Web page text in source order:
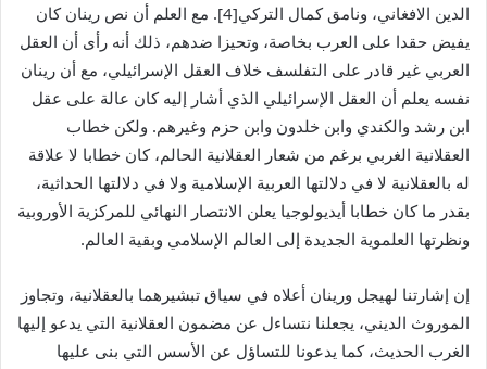
الدين الافغاني، ونامق كمال التركي[4]. مع العلم أن نص رينان كان
يفيض حقدا على العرب بخاصة، وتحيزا ضدهم، ذلك أنه رأى أن العقل
العربي غير قادر على التفلسف خلاف العقل الإسرائيلي، مع أن رينان
نفسه يعلم أن العقل الإسرائيلي الذي أشار إليه كان عالة على عقل
ابن رشد والكندي وابن خلدون وابن حزم وغيرهم. ولكن خطاب
العقلانية الغربي برغم من شعار العقلانية الحالم، كان خطابا لا علاقة
له بالعقلانية لا في دلالتها العربية الإسلامية ولا في دلالتها الحداثية،
بقدر ما كان خطابا أيديولوجيا يعلن الانتصار النهائي للمركزية الأوروبية
ونظرتها العلموية الجديدة إلى العالم الإسلامي وبقية العالم.
إن إشارتنا لهيجل ورينان أعلاه في سياق تبشيرهما بالعقلانية، وتجاوز
الموروث الديني، يجعلنا نتساءل عن مضمون العقلانية التي يدعو إليها
الغرب الحديث، كما يدعونا للتساؤل عن الأسس التي بنى عليها